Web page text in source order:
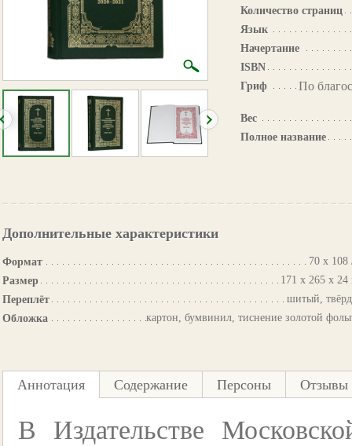
Количество страниц
Язык
Начертание
ISBN
Гриф
По
Вес
Полное название
Дополнительные характеристики
Формат
70 х 108
Размер
171 х 265 х
Переплёт
шитый,
Обложка
картон, бумвинил, тиснение золотой
Аннотация Содержание Персоны Отзывы
В Издательстве